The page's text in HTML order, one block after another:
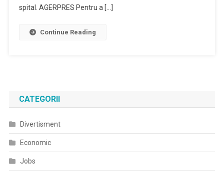
spital. AGERPRES Pentru a […]
Continue Reading
CATEGORII
Divertisment
Economic
Jobs